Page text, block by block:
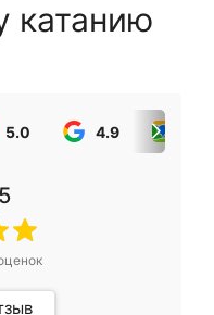
катанию
5.0 4.9